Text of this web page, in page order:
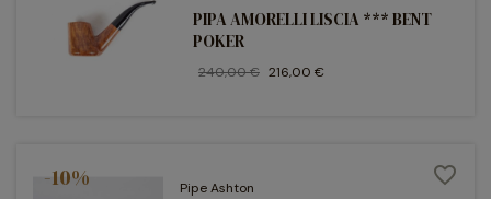
PIPA AMORELLI LISCIA *** BENT
POKER
240,00 € 216,00 €
-10% Pipe Ashton
favorite_border